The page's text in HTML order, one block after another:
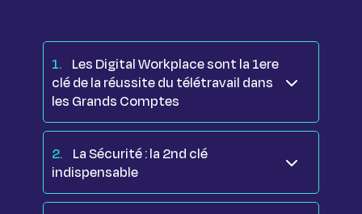
1.
Les Digital Workplace sont la 1ere
clé de la réussite du télétravail dans
les Grands Comptes
2.
La Sécurité : la 2nd clé
indispensable